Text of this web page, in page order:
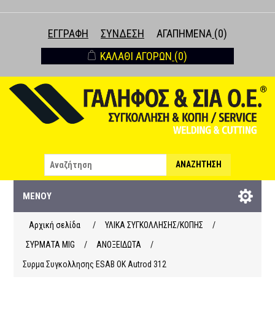
ΕΓΓΡΑΦΉ ΣΎΝΔΕΣΗ ΑΓΑΠΗΜΈΝΑ (0)
ΚΑΛΆΘΙ ΑΓΟΡΏΝ (0)
ΑΝΑΖΉΤΗΣΗ
ΜΕΝΟΎ
Αρχική σελίδα / ΥΛΙΚΑ ΣΥΓΚΟΛΛΗΣΗΣ/ΚΟΠΗΣ
/
ΣΥΡΜΑΤΑ ΜΙG
/ ΑΝΟΞΕΙΔΩΤΑ
/
Συρμα Συγκολλησης ESAB OK Autrod 312